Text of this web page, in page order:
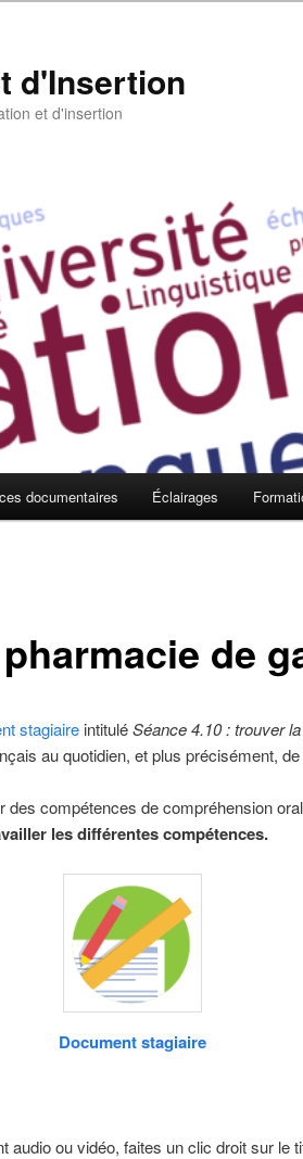
d'Insertion
et d'insertion
documentaires Éclairages
de
stagiaire intituléSéance 4.10 : trouver
au quotidien, et plus précisément,
compétences de compréhension
les différentes compétences.
Document stagiaire
ou vidéo, faites un clic droit sur le